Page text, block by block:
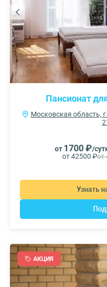
Пансионат
Московская область,
от 1700 ₽/
от 42500 ₽от
Узнать
АКЦИЯ